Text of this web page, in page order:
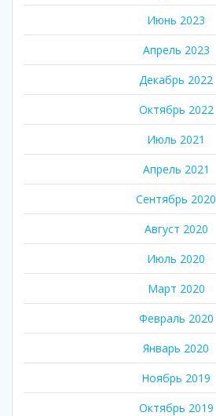
Июнь 2023
Апрель 2023
Декабрь 2022
Октябрь 2022
Июль 2021
Апрель 2021
Сентябрь 2020
Август 2020
Июль 2020
Март 2020
Февраль 2020
Январь 2020
Ноябрь 2019
Октябрь 2019